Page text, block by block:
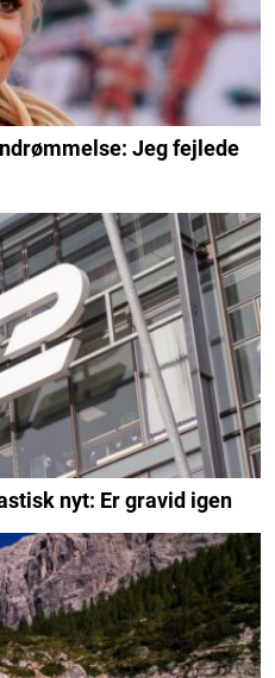
Jeg fejlede
nyt: Er gravid igen